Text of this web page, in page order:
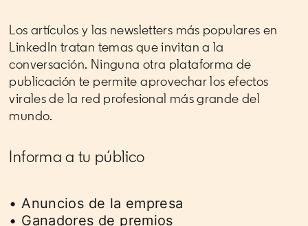
Los artículos y las newsletters más populares en
LinkedIn tratan temas que invitan a la
conversación. Ninguna otra plataforma de
publicación te permite aprovechar los efectos
virales de la red profesional más grande del
mundo.
Informa a tu público
• Anuncios de la empresa
• Ganadores de premios